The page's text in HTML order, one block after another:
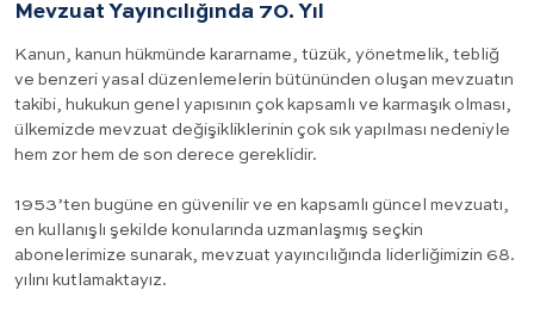
Mevzuat Yayıncılığında 70. Yıl
Kanun, kanun hükmünde kararname, tüzük, yönetmelik, tebliğ
ve benzeri yasal düzenlemelerin bütününden oluşan mevzuatın
takibi, hukukun genel yapısının çok kapsamlı ve karmaşık olması,
ülkemizde mevzuat değişikliklerinin çok sık yapılması nedeniyle
hem zor hem de son derece gereklidir.
1953’ten bugüne en güvenilir ve en kapsamlı güncel mevzuatı,
en kullanışlı şekilde konularında uzmanlaşmış seçkin
abonelerimize sunarak, mevzuat yayıncılığında liderliğimizin 68.
yılını kutlamaktayız.